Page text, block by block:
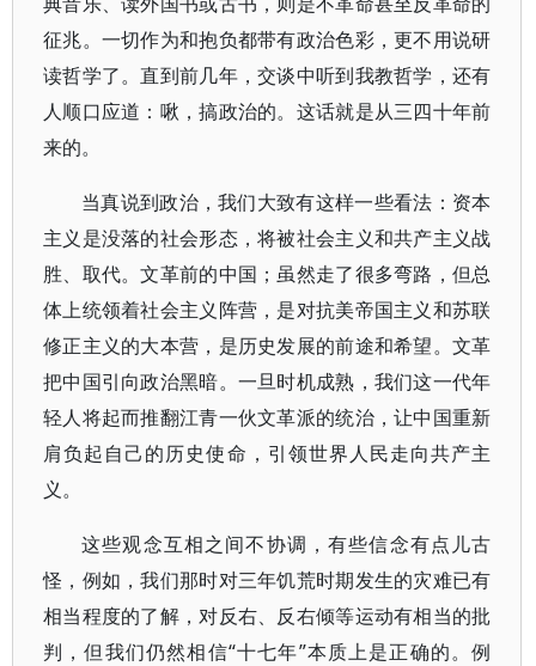
征兆。一切作为和抱负都带有政治色彩，更不用说研
读哲学了。直到前几年，交谈中听到我教哲学，还有
人顺口应道：啾，搞政治的。这话就是从三四十年前
来的。
当真说到政治，我们大致有这样一些看法：资本
主义是没落的社会形态，将被社会主义和共产主义战
胜、取代。文革前的中国；虽然走了很多弯路，但总
体上统领着社会主义阵营，是对抗美帝国主义和苏联
修正主义的大本营，是历史发展的前途和希望。文革
把中国引向政治黑暗。一旦时机成熟，我们这一代年
轻人将起而推翻江青一伙文革派的统治，让中国重新
肩负起自己的历史使命，引领世界人民走向共产主
义。
这些观念互相之间不协调，有些信念有点儿古
怪，例如，我们那时对三年饥荒时期发生的灾难已有
相当程度的了解，对反右、反右倾等运动有相当的批
判，但我们仍然相信“十七年”本质上是正确的。例